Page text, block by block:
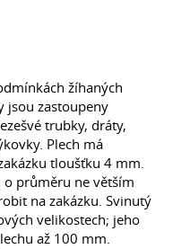
žíhaných
jsou zastoupeny
trubky, dráty,
Plech má
tloušťku 4 mm.
průměru ne větším
na zakázku. Svinutý
velikostech; jeho
až 100 mm.